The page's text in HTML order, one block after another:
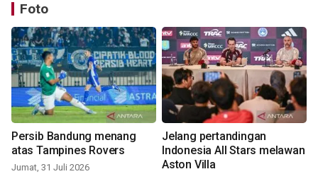
Foto
Persib Bandung menang
atas Tampines Rovers
Jumat, 31 Juli 2026
Jelang pertandingan
Indonesia All Stars melawan
Aston Villa